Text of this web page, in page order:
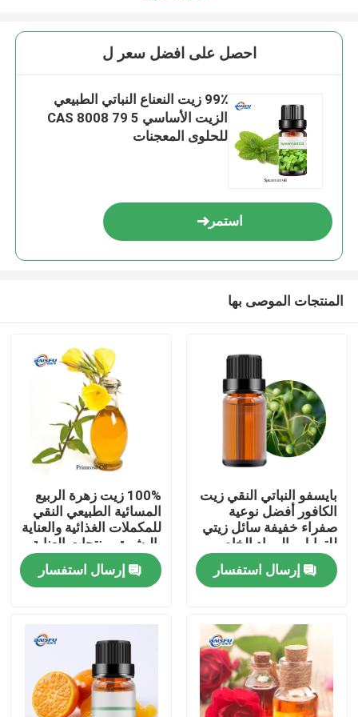
المنزل
المنتجات
فيديوهات
احصل على افضل سعر ل
99٪ زيت النعناع النباتي الطبيعي
الزيت الأساسي CAS 8008 79 5
للحلوى المعجنات
استمر
المنتجات الموصى بها
بايسفو النباتي النقي زيت
الكافور أفضل نوعية
صفراء خفيفة سائل زيتي
للتوابل والمواد الخام
التجميلية
إرسال استفسار
100% زيت زهرة الربيع
المسائية الطبيعي النقي
للمكملات الغذائية والعناية
بالبشرة ومنتجات العناية
الشخصية
إرسال استفسار